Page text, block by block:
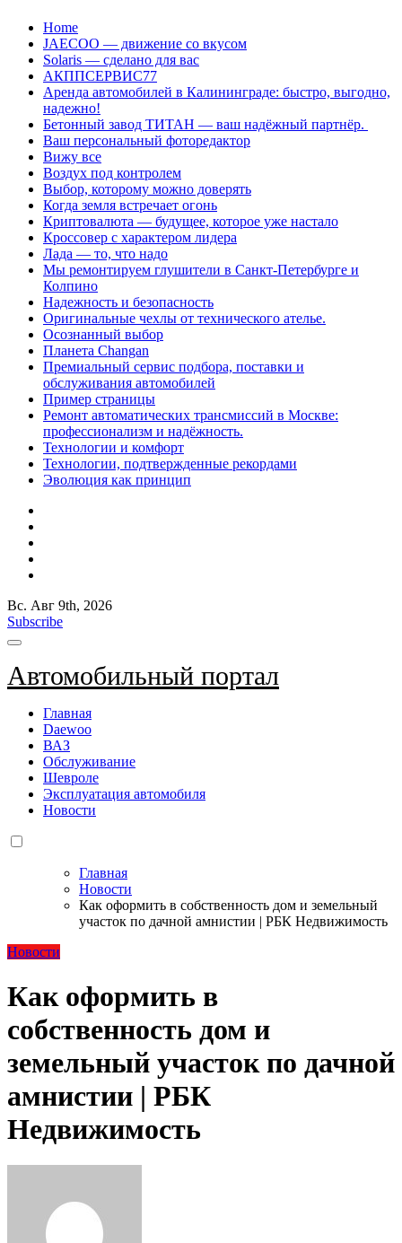
Перейти
содержанию
Home
JAECOO — движение со вкусом
Solaris — сделано для вас
АКППСЕРВИС77
Аренда автомобилей в Калининграде: быстро, выгодно,
надежно!
Бетонный завод ТИТАН — ваш надёжный партнёр.
Ваш персональный фоторедактор
Вижу все
Воздух под контролем
Выбор, которому можно доверять
Когда земля встречает огонь
Криптовалюта — будущее, которое уже настало
Кроссовер с характером лидера
Лада — то, что надо
Мы ремонтируем глушители в Санкт-Петербурге и
Колпино
Надежность и безопасность
Оригинальные чехлы от технического ателье.
Осознанный выбор
Планета Changan
Премиальный сервис подбора, поставки и
обслуживания автомобилей
Пример страницы
Ремонт автоматических трансмиссий в Москве:
профессионализм и надёжность.
Технологии и комфорт
Технологии, подтвержденные рекордами
Эволюция как принцип
Вс. Авг 9th, 2026
Subscribe
Автомобильный портал
Главная
Daewoo
ВАЗ
Обслуживание
Шевроле
Эксплуатация автомобиля
Новости
Главная
Новости
Как оформить в собственность дом и земельный
участок по дачной амнистии | РБК Недвижимость
Новости
Как оформить в
собственность дом и
земельный участок по дачной
амнистии | РБК
Недвижимость